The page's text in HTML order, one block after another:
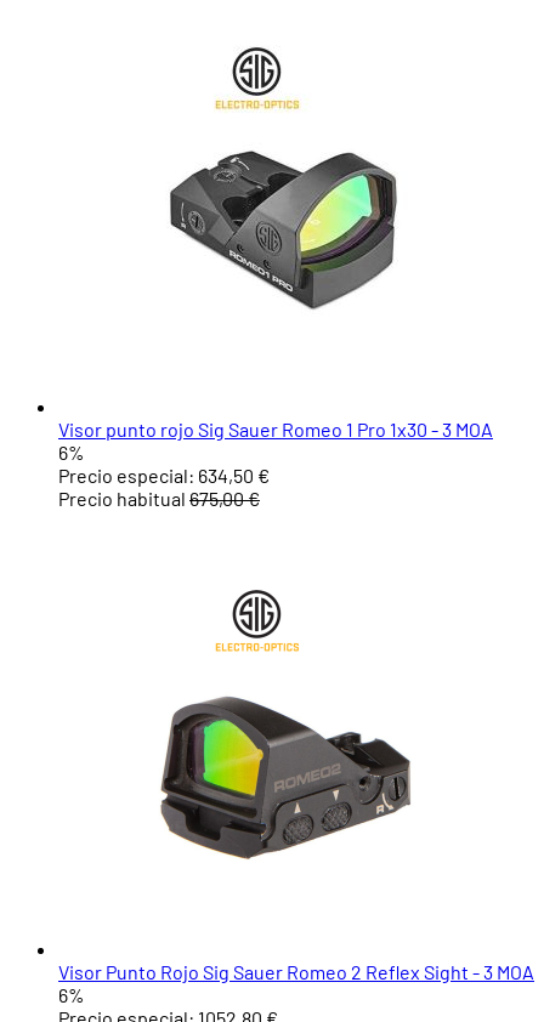
Visor punto rojo Sig Sauer Romeo 1 Pro 1x30 - 3 MOA
6%
Precio especial: 634,50 €
Precio habitual 675,00 €
Visor Punto Rojo Sig Sauer Romeo 2 Reflex Sight - 3 MOA
6%